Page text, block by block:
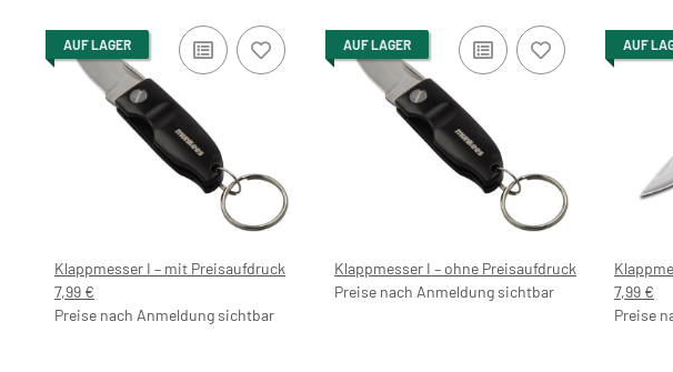
AUF LAGER
Klappmesser I – mit Preisaufdruck
7,99 €
Preise nach Anmeldung sichtbar
AUF LAGER
Klappmesser I – ohne Preisaufdruck
Preise nach Anmeldung sichtbar
AUF
7,99 €
Preise